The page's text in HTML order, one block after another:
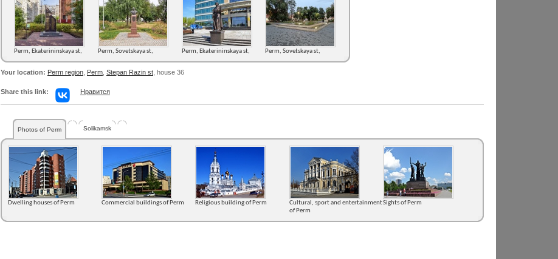
Perm, Ekaterininskaya st, Perm, Sovetskaya st, Perm, Ekaterininskaya st, Perm, Sovetskaya st,
Your location: Perm region Perm Stepan Razin st , house 36
Share this link: Нравится
Photos of Perm Solikamsk
Dwelling houses of Perm Commercial buildings of Perm Religious building of Perm
Cultural, sport and entertainment
of Perm
Sights of Perm